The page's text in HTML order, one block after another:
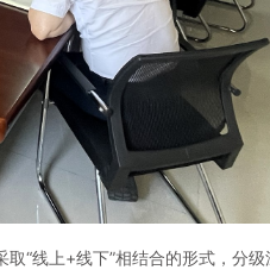
“线上+线下”相结合的形式，分